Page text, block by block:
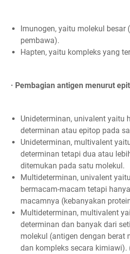
Imunogen, yaitu molekul besar
pembawa).
Hapten, yaitu kompleks yang
· Pembagian antigen menurut
Unideterminan, univalent yaitu
determinan atau epitop pada
Unideterminan, multivalent
determinan tetapi dua atau
ditemukan pada satu molekul.
Multideterminan, univalent
bermacam-macam tetapi
macamnya (kebanyakan
Multideterminan, multivalent
determinan dan banyak dari
molekul (antigen dengan berat
dan kompleks secara kimiawi).